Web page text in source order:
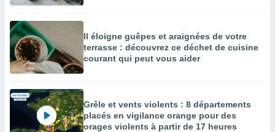
Il éloigne guêpes et araignées de votre
terrasse : découvrez ce déchet de cuisine
courant qui peut vous aider
Grêle et vents violents : 8 départements
placés en vigilance orange pour des
orages violents à partir de 17 heures